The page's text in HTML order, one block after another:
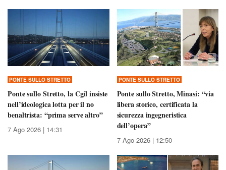
PONTE SULLO STRETTO
Ponte sullo Stretto, la Cgil insiste
nell’ideologica lotta per il no
benaltrista: “prima serve altro”
7 Ago 2026 | 14:31
PONTE SULLO STRETTO
Ponte sullo Stretto, Minasi: “via
libera storico, certificata la
sicurezza ingegneristica
dell’opera”
7 Ago 2026 | 12:50